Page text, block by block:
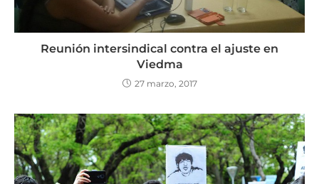
Reunión intersindical contra el ajuste en
Viedma
27 marzo, 2017